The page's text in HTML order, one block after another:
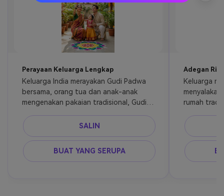
Perayaan Keluarga Lengkap
Keluarga India merayakan Gudi Padwa
bersama, orang tua dan anak-anak
mengenakan pakaian tradisional, Gudi
perayaan
SALIN
BUAT YANG SERUPA
Adegan
Keluarga
rumah